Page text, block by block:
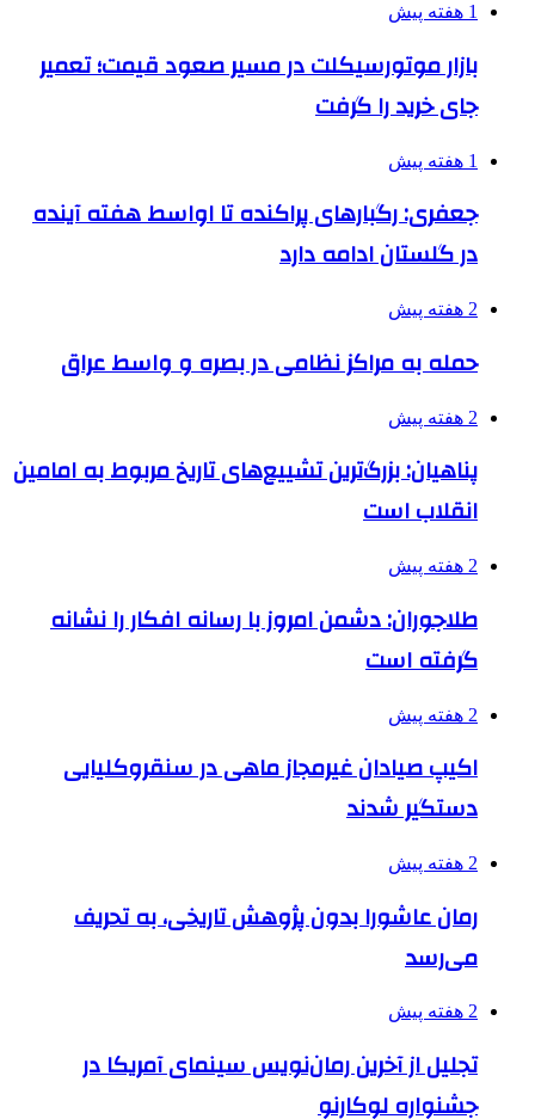
1 هفته پیش
بازار موتورسیکلت در مسیر صعود قیمت؛ تعمیر
جای خرید را گرفت
1 هفته پیش
جعفری: رگبارهای پراکنده تا اواسط هفته آینده
در گلستان ادامه دارد
2 هفته پیش
حمله به مراکز نظامی در بصره و واسط عراق
2 هفته پیش
پناهیان: بزرگ‌ترین تشییع‌های تاریخ مربوط به امامین
انقلاب است
2 هفته پیش
طلاجوران: دشمن امروز با رسانه افکار را نشانه
گرفته است
2 هفته پیش
اکیپ صیادان غیرمجاز ماهی در سنقروکلیایی
دستگیر شدند
2 هفته پیش
رمان عاشورا بدون پژوهش تاریخی، به تحریف
می‌رسد
2 هفته پیش
تجلیل از آخرین رمان‌نویس سینمای آمریکا در
جشنواره لوکارنو